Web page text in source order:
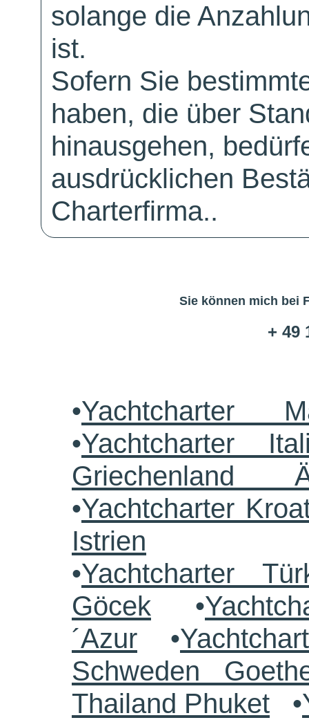
solange die
ist.
Sofern Sie
haben, die über
hinausgehen,
ausdrücklichen
Charterfirma..
Sie können mich bei
+ 49
•Yachtcharter
•Yachtcharter
Griechenland
•Yachtcharter
Istrien
•Yachtcharter
Göcek •
´Azur •
Schweden
Thailand Phuket •